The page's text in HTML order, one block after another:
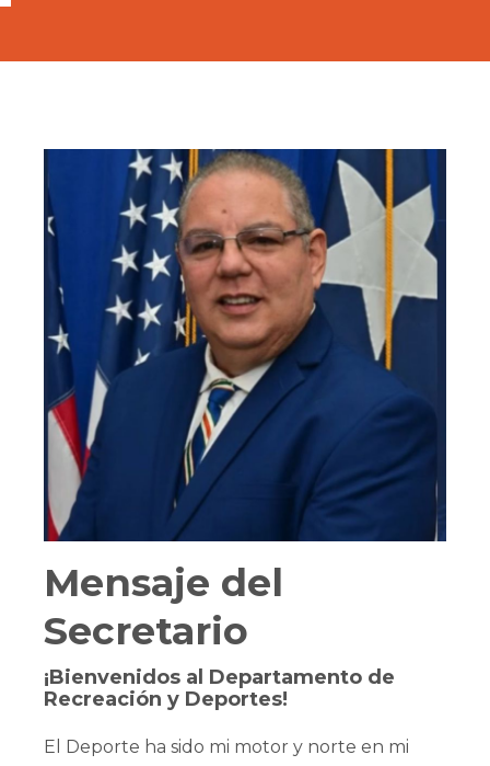
Mensaje del
Secretario
¡Bienvenidos al Departamento de
Recreación y Deportes!
El Deporte ha sido mi motor y norte en mi